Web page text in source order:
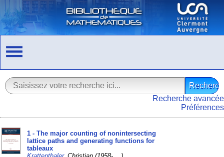
Recherche avancée
Préférences
1 - The major counting of nonintersecting
lattice paths and generating functions for
tableaux